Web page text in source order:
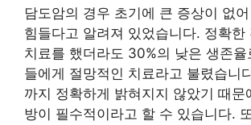
담도암의 경우 초기에 큰 증상이 없
힘들다고 알려져 있었습니다. 정확한
치료를 했더라도 30%의 낮은 생존
들에게 절망적인 치료라고 불렸습니
까지 정확하게 밝혀지지 않았기 때문
방이 필수적이라고 할 수 있습니다.